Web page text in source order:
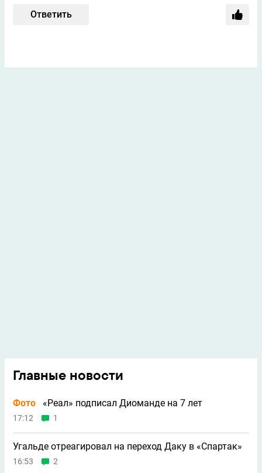
Ответить
Главные новости
Фото «Реал» подписал Диоманде на 7 лет
17:12 1
Угальде отреагировал на переход Даку в «Спартак»
16:53 2